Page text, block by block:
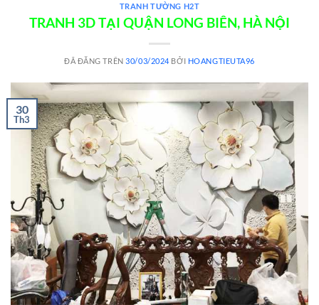
TRANH TƯỜNG H2T
TRANH 3D TẠI QUẬN LONG BIÊN, HÀ NỘI
ĐÃ ĐĂNG TRÊN30/03/2024 BỞI HOANGTIEUTA96
30
Th3